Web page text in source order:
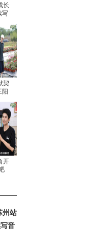
长
写
契
阳
开
州站
音